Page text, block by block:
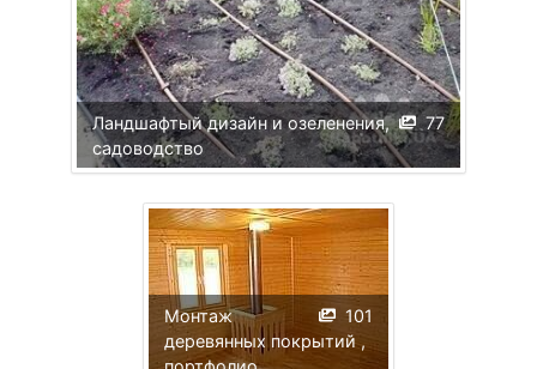
77
Ландшафтый дизайн и озеленения,
садоводство
101
Монтаж
деревянных покрытий ,